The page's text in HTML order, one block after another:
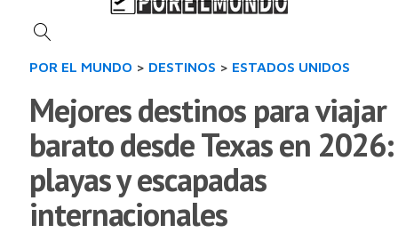
POR EL MUNDO > DESTINOS > ESTADOS UNIDOS
Mejores destinos para viajar
barato desde Texas en 2026:
playas y escapadas
internacionales